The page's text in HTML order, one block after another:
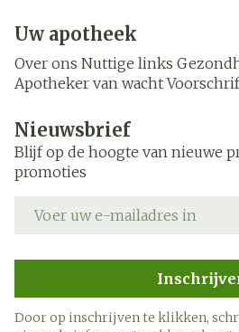
Uw apotheek
Over ons Nuttige links
Apotheker van wacht
Nieuwsbrief
Blijf op de hoogte van nieuwe
promoties
Door op inschrijven te klikken,